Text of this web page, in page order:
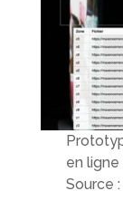
en
Source